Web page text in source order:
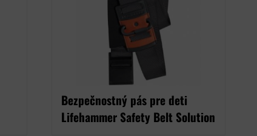
Bezpečnostný pás pre deti
Lifehammer Safety Belt Solution